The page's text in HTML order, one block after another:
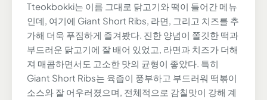
Tteokbokki는 이름 그대로 닭고기와 떡이 들어간 메뉴
인데, 여기에 Giant Short Ribs, 라면, 그리고 치즈를 추
가해 더욱 푸짐하게 즐겨봤다. 진한 양념이 쫄깃한 떡과
부드러운 닭고기에 잘 배어 있었고, 라면과 치즈가 더해
져 매콤하면서도 고소한 맛의 균형이 좋았다. 특히
Giant Short Ribs는 육즙이 풍부하고 부드러워 떡볶이
소스와 잘 어우러졌으며, 전체적으로 감칠맛이 강해 계